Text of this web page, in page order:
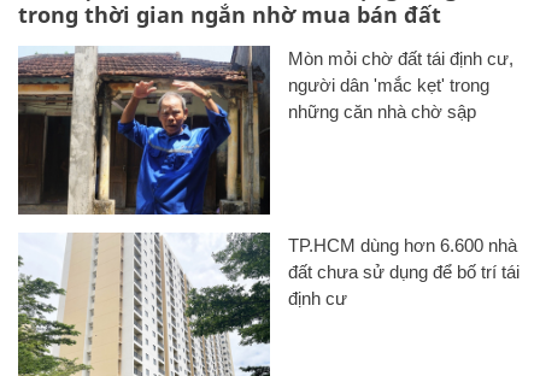
trong thời gian ngắn nhờ mua bán đất
Mòn mỏi chờ đất tái định cư,
người dân 'mắc kẹt' trong
những căn nhà chờ sập
TP.HCM dùng hơn 6.600 nhà
đất chưa sử dụng để bố trí tái
định cư